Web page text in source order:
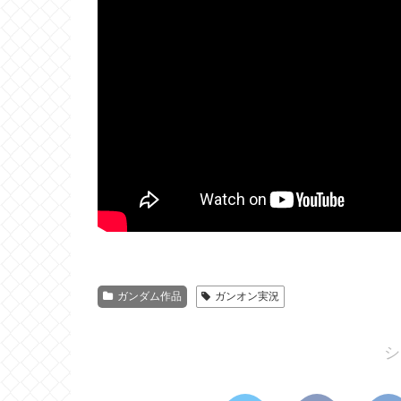
ガンダム作品 ガンオン実況